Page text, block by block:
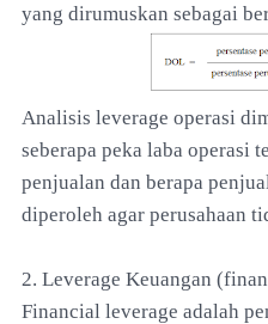
yang dirumuskan sebagai
Analisis leverage operasi
seberapa peka laba operasi
penjualan dan berapa
diperoleh agar perusahaan
2. Leverage Keuangan
Financial leverage adalah